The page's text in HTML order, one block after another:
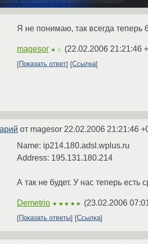
Я не понимаю, так всегда теперь
magesor ★☆ (22.02.2006 21:21:46
Показать ответ Ссылка
от magesor 22.02.2006 21:21:46
Name: ip214.180.adsl.wplus.ru
Address: 195.131.180.214
А так не будет. У нас теперь есть
Demetrio ★★★★★ (23.02.2006
Показать ответы Ссылка